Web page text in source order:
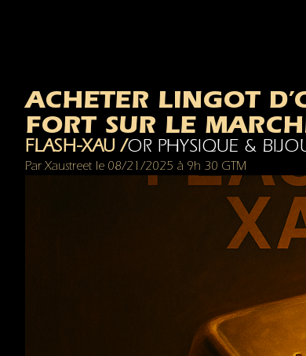
ACHETER LINGOT
FORT SUR LE
FLASH-XAU /OR PHYSIQUE &
Par Xaustreet le 08/21/2025 à 9h 30 GTM